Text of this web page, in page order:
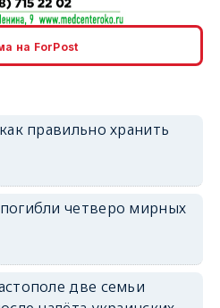
erid: 2SDnjdvhGXG
на ForPost
правильно хранить
четверо мирных
две семьи